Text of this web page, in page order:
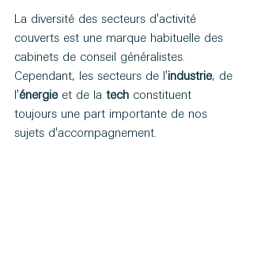
La diversité des secteurs d'activité
couverts est une marque habituelle des
cabinets de conseil généralistes.
Cependant, les secteurs de l'industrie, de
l'énergie et de la tech constituent
toujours une part importante de nos
sujets d'accompagnement.